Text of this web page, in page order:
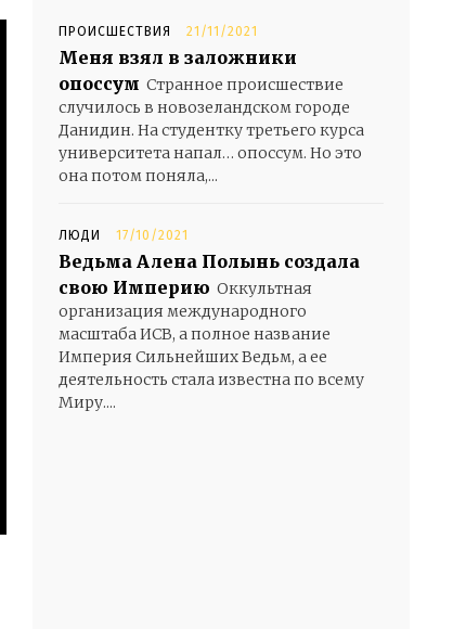
ПРОИСШЕСТВИЯ 21/11/2021
Меня взял в заложники
опоссум Странное происшествие
случилось в новозеландском городе
Данидин. На студентку третьего курса
университета напал… опоссум. Но это
она потом поняла,...
ЛЮДИ 17/10/2021
Ведьма Алена Полынь создала
свою Империю Оккультная
организация международного
масштаба ИСВ, а полное название
Империя Сильнейших Ведьм, а ее
деятельность стала известна по всему
Миру....